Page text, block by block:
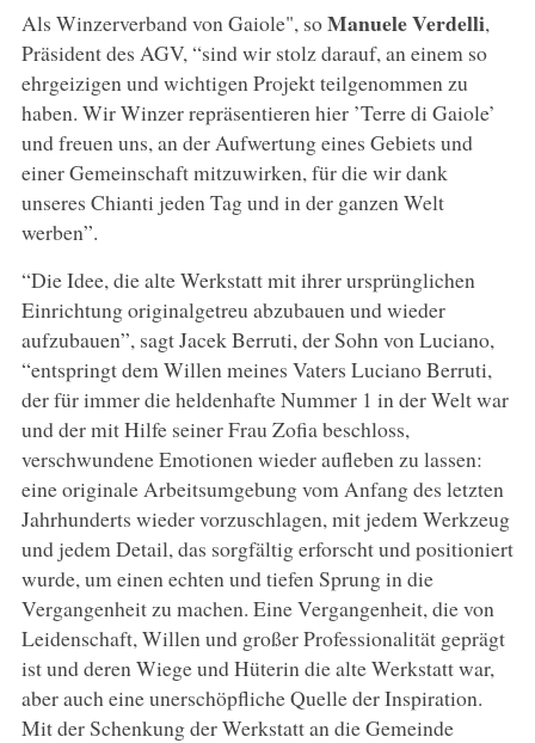
Als Winzerverband von Gaiole", soManuele Verdelli,
Präsident des AGV, “sind wir stolz darauf, an einem so
ehrgeizigen und wichtigen Projekt teilgenommen zu
haben. Wir Winzer repräsentieren hier ’Terre di Gaiole’
und freuen uns, an der Aufwertung eines Gebiets und
einer Gemeinschaft mitzuwirken, für die wir dank
unseres Chianti jeden Tag und in der ganzen Welt
werben”.
“Die Idee, die alte Werkstatt mit ihrer ursprünglichen
Einrichtung originalgetreu abzubauen und wieder
aufzubauen”, sagt Jacek Berruti, der Sohn von Luciano,
“entspringt dem Willen meines Vaters Luciano Berruti,
der für immer die heldenhafte Nummer 1 in der Welt war
und der mit Hilfe seiner Frau Zofia beschloss,
verschwundene Emotionen wieder aufleben zu lassen:
eine originale Arbeitsumgebung vom Anfang des letzten
Jahrhunderts wieder vorzuschlagen, mit jedem Werkzeug
und jedem Detail, das sorgfältig erforscht und positioniert
wurde, um einen echten und tiefen Sprung in die
Vergangenheit zu machen. Eine Vergangenheit, die von
Leidenschaft, Willen und großer Professionalität geprägt
ist und deren Wiege und Hüterin die alte Werkstatt war,
aber auch eine unerschöpfliche Quelle der Inspiration.
Mit der Schenkung der Werkstatt an die Gemeinde